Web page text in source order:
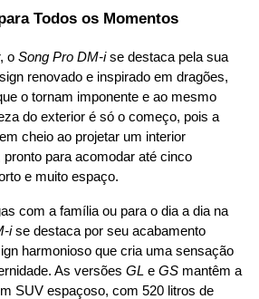
Todos os Momentos
o Song Pro DM-i se destaca pela sua
renovado e inspirado em dragões,
o tornam imponente e ao mesmo
do exterior é só o começo, pois a
cheio ao projetar um interior
para acomodar até cinco
e muito espaço.
com a família ou para o dia a dia na
i se destaca por seu acabamento
harmonioso que cria uma sensação
As versões GL e GS mantêm a
SUV espaçoso, com 520 litros de